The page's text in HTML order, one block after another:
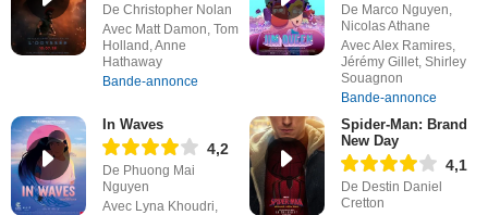
De Christopher Nolan
Avec Matt Damon, Tom
Holland, Anne
Hathaway
Bande-annonce
De Marco Nguyen,
Nicolas Athane
Avec Alex Ramires,
Jérémy Gillet, Shirley
Souagnon
Bande-annonce
In Waves
4,2
De Phuong Mai
Nguyen
Avec Lyna Khoudri,
Spider-Man: Brand
New Day
4,1
De Destin Daniel
Cretton